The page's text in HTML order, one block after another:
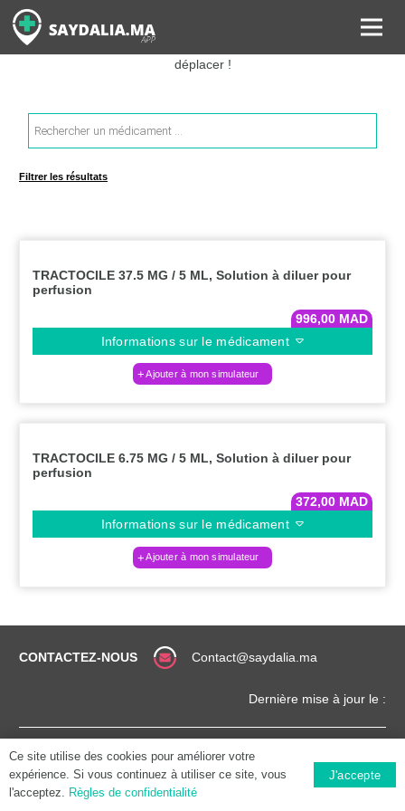
Rechercher les informations sur vos médicaments, leurs prix et
estimer ainsi le coût total de votre ordonnance, sans vous
déplacer !
Recherche
de
produits
Filtrer les résultats
TRACTOCILE 37.5 MG / 5 ML, Solution à diluer pour
perfusion
996,00 MAD
Informations sur le médicament
Ajouter à mon simulateur
TRACTOCILE 6.75 MG / 5 ML, Solution à diluer pour
perfusion
372,00 MAD
Informations sur le médicament
Ajouter à mon simulateur
CONTACTEZ-NOUS Contact@saydalia.ma
Dernière mise à jour le :
GÉNÉRALES
SAYDALIA.MA
Ce site utilise des cookies pour améliorer votre
expérience. Si vous continuez à utiliser ce site, vous
l'acceptez. Règles de confidentialité
J'accepte